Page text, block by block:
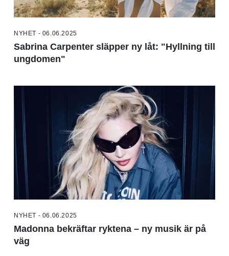
NYHET - 06.06.2025
Sabrina Carpenter släpper ny låt: "Hyllning till
ungdomen"
NYHET - 06.06.2025
Madonna bekräftar ryktena – ny musik är på
väg